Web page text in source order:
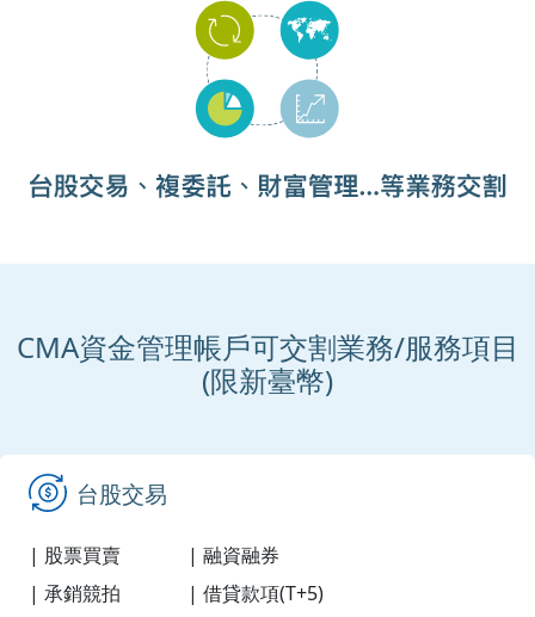
CMA資金管理帳戶可交割業務/服務項目
(限新臺幣)
台股交易
| 股票買賣
| 承銷競拍
| 融資融券
| 借貸款項(T+5)